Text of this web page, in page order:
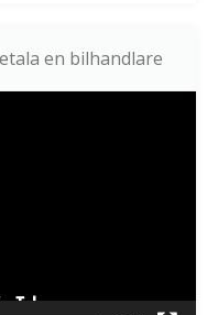
en bilhandlare